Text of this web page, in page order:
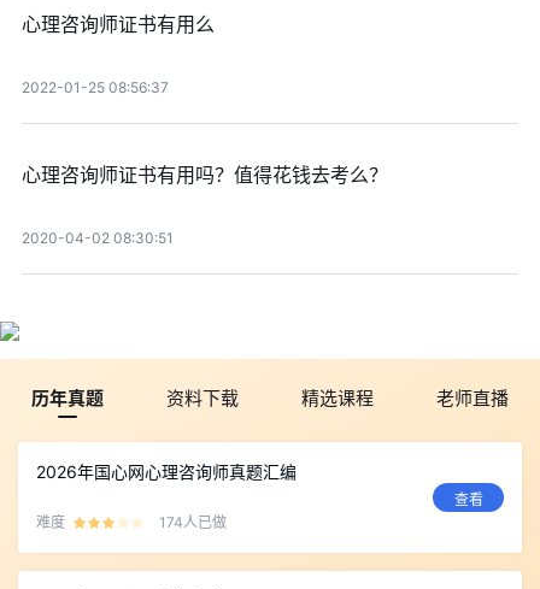
心理咨询师证书有用么
2022-01-25 08:56:37
心理咨询师证书有用吗？值得花钱去考么？
2020-04-02 08:30:51
历年真题 资料下载 精选课程 老师直播
2026年国心网心理咨询师真题汇编
难度 174人已做
查看